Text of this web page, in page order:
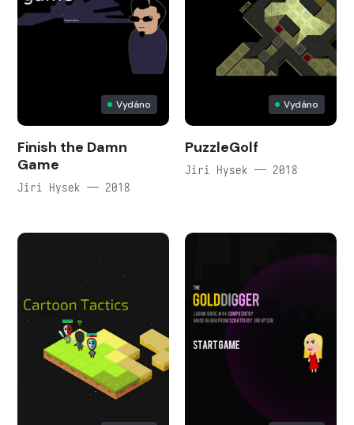
Vydáno
Finish the Damn
Game
Jiri Hysek — 2018
Vydáno
PuzzleGolf
Jiri Hysek — 2018